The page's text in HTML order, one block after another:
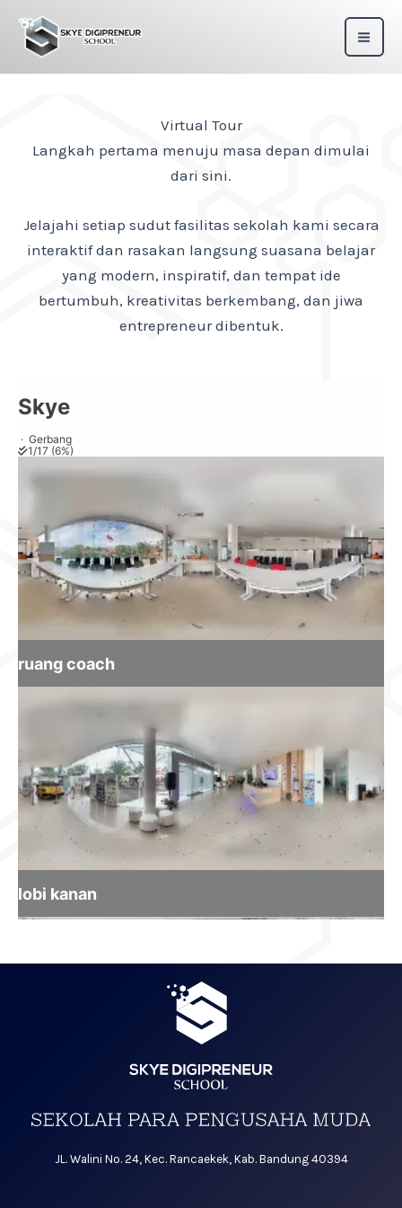
content
Virtual Tour
Langkah pertama menuju masa depan dimulai
dari sini.
Jelajahi setiap sudut fasilitas sekolah kami secara
interaktif dan rasakan langsung suasana belajar
yang modern, inspiratif, dan tempat ide
bertumbuh, kreativitas berkembang, dan jiwa
entrepreneur dibentuk.
JL. Walini No. 24, Kec. Rancaekek, Kab. Bandung 40394